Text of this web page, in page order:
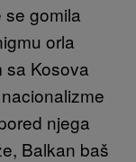
gomila
orla
sa Kosova
njega
Balkan baš